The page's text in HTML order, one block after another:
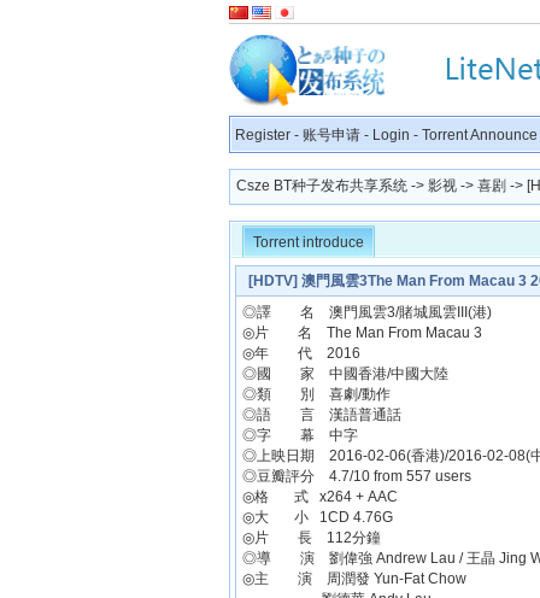
Register - 账号申请 - Login - Torrent Announce
Csze BT种子发布共享系统 -> 影视 -> 喜剧 ->
Torrent introduce
[HDTV] 澳門風雲3The Man From Macau 3
◎譯 名 澳門風雲3/賭城風雲III(港)
◎片 名 The Man From Macau 3
◎年 代 2016
◎國 家 中國香港/中國大陸
◎類 別 喜劇/動作
◎語 言 漢語普通話
◎字 幕 中字
◎上映日期 2016-02-06(香港)/2016-02-08(
◎豆瓣評分 4.7/10 from 557 users
◎格 式 x264 + AAC
◎大 小 1CD 4.76G
◎片 長 112分鐘
◎導 演 劉偉強 Andrew Lau / 王晶 Jing
◎主 演 周潤發 Yun-Fat Chow